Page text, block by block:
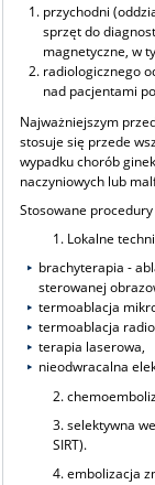
przychodni
sprzęt do
magnetyczne, w
radiologicznego
nad pacjentami
Najważniejszym
stosuje się przede
wypadku chorób
naczyniowych lub
Stosowane
1. Lokalne
brachyterapia -
sterowanej
termoablacja
termoablacja
terapia laserowa,
nieodwracalna
2.
3. selektywna
SIRT).
4. embolizacja